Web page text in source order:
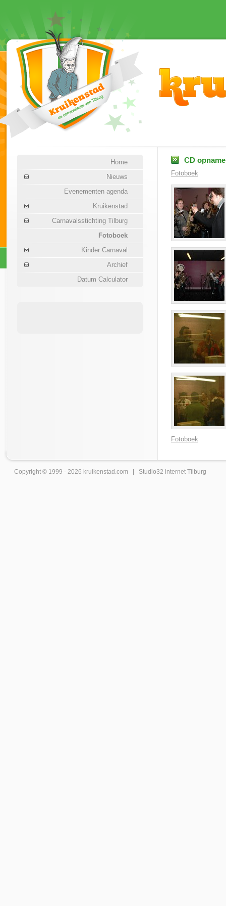
Home
Nieuws
Evenementen agenda
Kruikenstad
Carnavalsstichting Tilburg
Fotoboek
Kinder Carnaval
Archief
Datum Calculator
CD
Fotoboek
Fotoboek
Copyright © 1999 - 2026 kruikenstad .com | Studio32 internet Tilburg